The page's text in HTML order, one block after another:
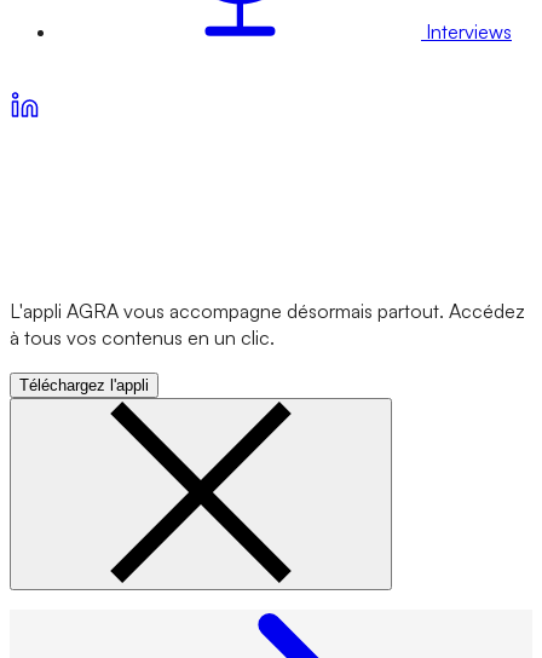
Interviews
L'appli AGRA vous accompagne désormais partout. Accédez
à tous vos contenus en un clic.
Téléchargez l'appli